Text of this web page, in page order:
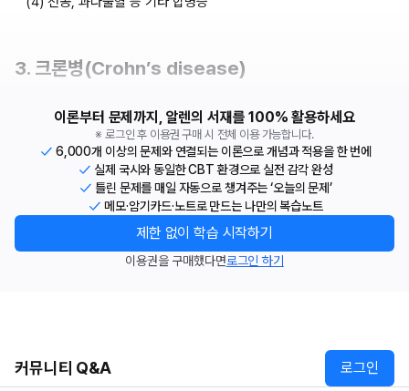
3. 크론병(Crohn’s disease)
이론부터 문제까지, 알렌의 서재를 100% 활용하세요
※ 로그인 후 이용권 구매 시 전체 이용 가능합니다.
6,000개 이상의 문제와 연결되는 이론으로 개념과 적용을 한 번에
실제 국시와 동일한 CBT 환경으로 실전 감각 완성
틀린 문제를 매일 자동으로 챙겨주는 ‘오늘의 문제’
메모·암기카드·노트로 만드는 나만의 복습노트
제한 없이 학습 시작하기
이용권을 구매했다면로그인 하기
커뮤니티 Q&A 로그인